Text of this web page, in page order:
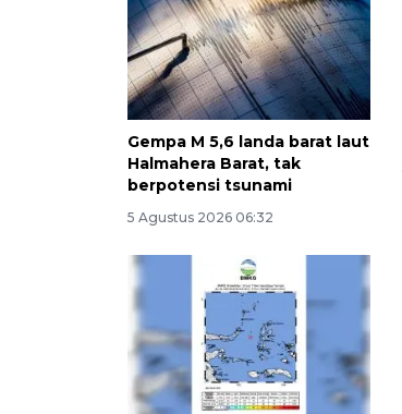
Gempa M 5,6 landa barat laut
Halmahera Barat, tak
berpotensi tsunami
5 Agustus 2026 06:32